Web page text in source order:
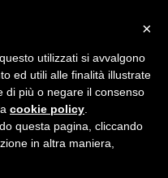
×
utilizzati si avvalgono
ed utili alle finalità illustrate
di più o negare il consenso
cookie policy
questa pagina, cliccando
in altra maniera,